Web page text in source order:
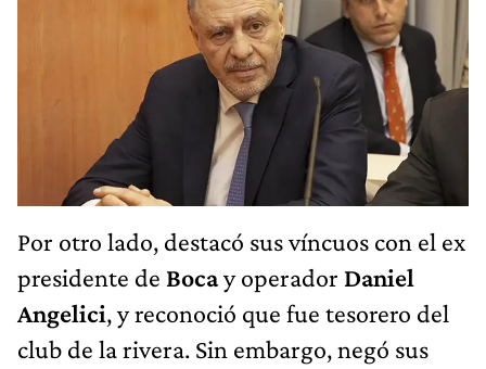
Por otro lado, destacó sus víncuos con el ex
presidente de Bocay operador Daniel
Angelici, y reconoció que fue tesorero del
club de la rivera. Sin embargo, negó sus